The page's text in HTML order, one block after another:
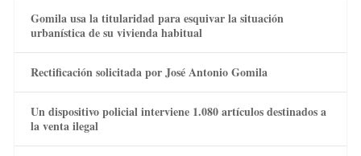
Gomila usa la titularidad para esquivar la situación
urbanística de su vivienda habitual
Rectificación solicitada por José Antonio Gomila
Un dispositivo policial interviene 1.080 artículos destinados a
la venta ilegal